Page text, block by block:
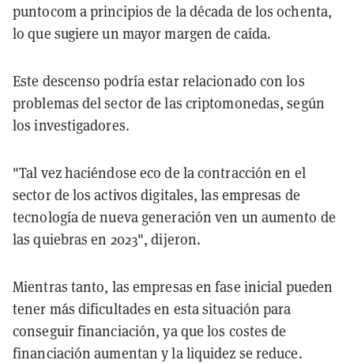
puntocom a principios de la década de los ochenta,
lo que sugiere un mayor margen de caída.
Este descenso podría estar relacionado con los
problemas del sector de las criptomonedas, según
los investigadores.
"Tal vez haciéndose eco de la contracción en el
sector de los activos digitales, las empresas de
tecnología de nueva generación ven un aumento de
las quiebras en 2023", dijeron.
Mientras tanto, las empresas en fase inicial pueden
tener más dificultades en esta situación para
conseguir financiación, ya que los costes de
financiación aumentan y la liquidez se reduce.